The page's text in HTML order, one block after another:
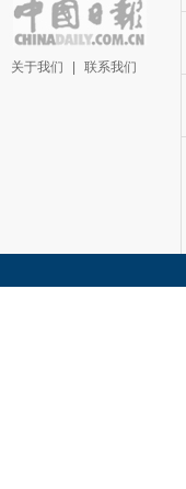
关于我们 联系我们